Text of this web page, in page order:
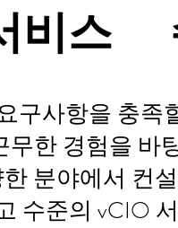
비스
구사항을 충족
한 경험을 바
분야에서 컨
수준의 vCIO